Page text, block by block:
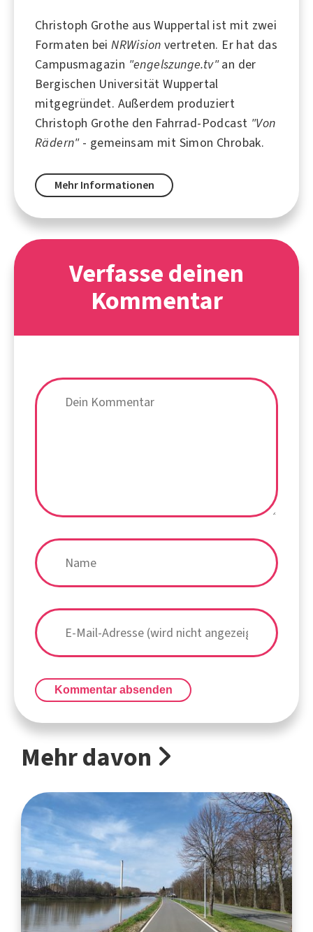
Christoph Grothe ausWuppertal ist mit zwei
Formaten beiNRWision vertreten. Er hat das
Campusmagazin "engelszunge.tv"an der
Bergischen Universität Wuppertal
mitgegründet. Außerdem produziert
Christoph Grothe den Fahrrad-Podcast "Von
Rädern"- gemeinsam mit Simon Chrobak.
Mehr Informationen
Verfasse deinen
Kommentar
Kommentar absenden
Mehr davon